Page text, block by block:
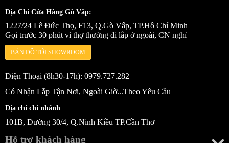
Địa Chỉ Cửa Hàng Gò Vấp:
1227/24 Lê Đức Thọ, F13, Q.Gò Vấp, TP.Hồ Chí Minh
Gọi trước 30 phút vì thợ thường đi lắp ở ngoài, CN nghỉ
BẢN ĐỒ TỚI SHOWROOM
Điện Thoại (8h30-17h): 0979.727.282
Có Nhận Lắp Tận Nơi, Ngoài Giờ...Theo Yêu Cầu
Địa chỉ chi nhánh
101B, Đường 30/4, Q.Ninh Kiều TP.Cần Thơ
Hỗ trợ khách hàng